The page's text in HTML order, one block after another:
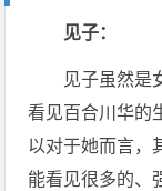
见子：
见子虽然是
看见百合川华的
以对于她而言，
能看见很多的、